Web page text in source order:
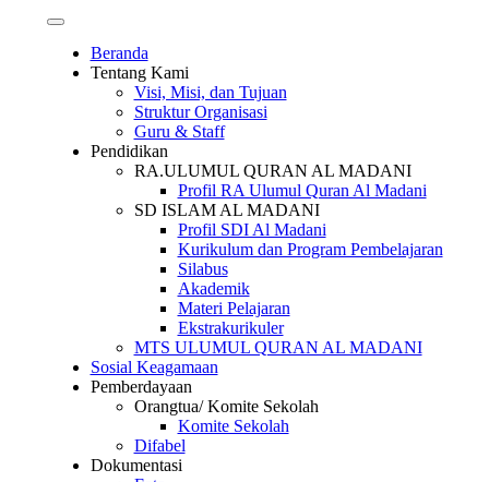
Beranda
Tentang Kami
Visi, Misi, dan Tujuan
Struktur Organisasi
Guru & Staff
Pendidikan
RA.ULUMUL QURAN AL MADANI
Profil RA Ulumul Quran Al Madani
SD ISLAM AL MADANI
Profil SDI Al Madani
Kurikulum dan Program Pembelajaran
Silabus
Akademik
Materi Pelajaran
Ekstrakurikuler
MTS ULUMUL QURAN AL MADANI
Sosial Keagamaan
Pemberdayaan
Orangtua/ Komite Sekolah
Komite Sekolah
Difabel
Dokumentasi